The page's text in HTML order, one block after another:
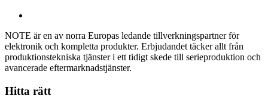
NOTE är en av norra Europas ledande tillverkningspartner för
elektronik och kompletta produkter. Erbjudandet täcker allt från
produktionstekniska tjänster i ett tidigt skede till serieproduktion och
avancerade eftermarknadstjänster.
Hitta rätt